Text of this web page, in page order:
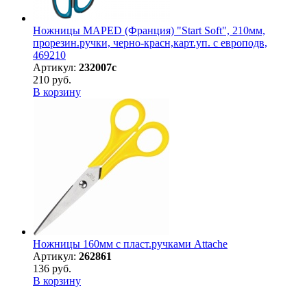
Ножницы MAPED (Франция) "Start Soft", 210мм,
прорезин.ручки, черно-красн,карт.уп. с европодв,
469210
Артикул: 232007с
210 руб.
В корзину
Ножницы 160мм с пласт.ручками Attache
Артикул: 262861
136 руб.
В корзину